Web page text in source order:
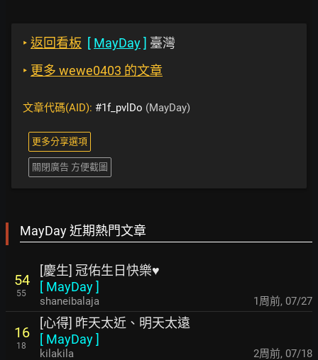
‣ 返回看板 [ MayDay] 臺灣
‣ 更多 wewe0403 的文章
文章代碼(AID): #1f_pvlDo (MayDay)
更多分享選項
關閉廣告 方便截圖
MayDay 近期熱門文章
54
55
[慶生] 冠佑生日快樂♥
[ MayDay]
shaneibalaja 1周前, 07/27
16
18
[心得] 昨天太近、明天太遠
[ MayDay]
kilakila 2周前, 07/18